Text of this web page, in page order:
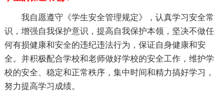
我自愿遵守《学生安全管理规定》，认真学习安全常
识，增强自我保护意识，提高自我保护本领，坚决不做任
何有损健康和安全的违纪违法行为，保证自身健康和安
全。并积极配合学校和老师做好学校的安全工作，维护学
校的安全、稳定和正常秩序，集中时间和精力搞好学习，
努力提高学习成绩。